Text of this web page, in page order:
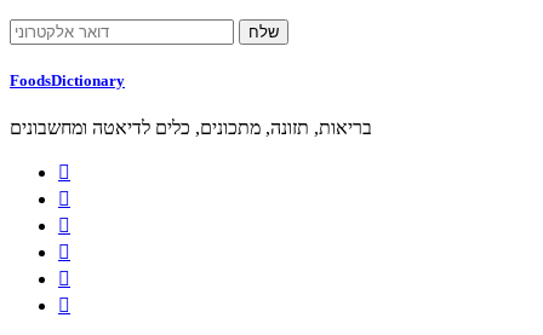
FoodsDictionary
בריאות, תזונה, מתכונים, כלים לדיאטה ומחשבונים





